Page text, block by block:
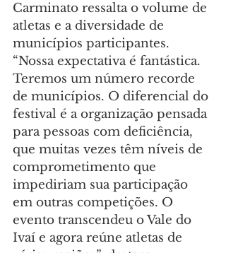
Carminato ressalta o volume de
atletas e a diversidade de
municípios participantes.
“Nossa expectativa é fantástica.
Teremos um número recorde
de municípios. O diferencial do
festival é a organização pensada
para pessoas com deficiência,
que muitas vezes têm níveis de
comprometimento que
impediriam sua participação
em outras competições. O
evento transcendeu o Vale do
Ivaí e agora reúne atletas de